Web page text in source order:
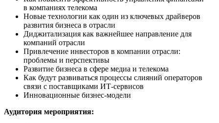
в компаниях телекома
Новые технологии как один из ключевых драйверов
развития бизнеса в отрасли
Диджитализация как важнейшее направление для
компаний отрасли
Привлечение инвесторов в компании отрасли:
проблемы и перспективы
Развитие бизнеса в сфере медиа и телекома
Как будут развиваться процессы слияний операторов
связи с поставщиками ИТ-сервисов
Инновационные бизнес-модели
Аудитория мероприятия: